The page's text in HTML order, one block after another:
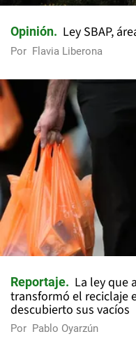
Opinión Ley SBAP,
Por Flavia Liberona
Reportaje
La ley que
transformó el reciclaje
descubierto sus vacíos
Por Pablo Oyarzún